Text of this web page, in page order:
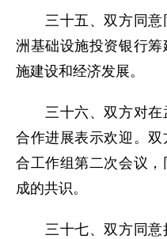
三十五、双方同意
洲基础设施投资银行
施建设和经济发展。
三十六、双方对在
合作进展表示欢迎。
合工作组第二次会议
成的共识。
三十七、双方同意